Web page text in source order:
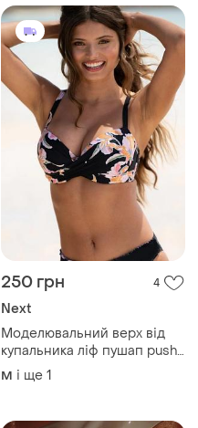
груди, с боковыми
сборками next, 10/38/m/46
250 грн 4
Next
Моделювальний верх від
купальника ліф пушап push
up next р. 80 d
M і ще 1